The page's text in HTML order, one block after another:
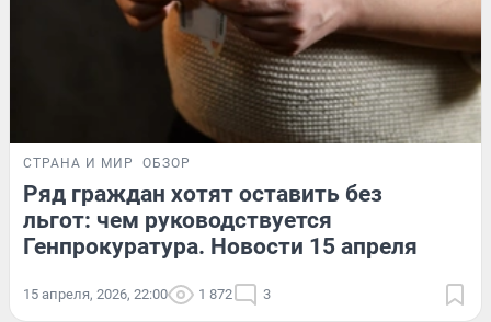
СТРАНА И МИР ОБЗОР
Ряд граждан хотят оставить без
льгот: чем руководствуется
Генпрокуратура. Новости 15 апреля
15 апреля, 2026, 22:00 1 872 3